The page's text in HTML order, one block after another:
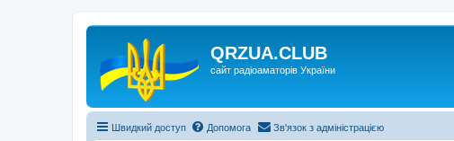
QRZUA.CLUB
сайт радіоаматорів України
Швидкий доступ Допомога Зв'язок з адміністрацією